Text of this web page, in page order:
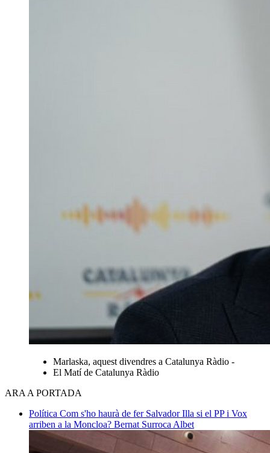
Marlaska, aquest divendres a Catalunya Ràdio -
El Matí de Catalunya Ràdio
ARA A PORTADA
Política Com s'ho haurà de fer Salvador Illa si el PP i Vox
arriben a la Moncloa? Bernat Surroca Albet